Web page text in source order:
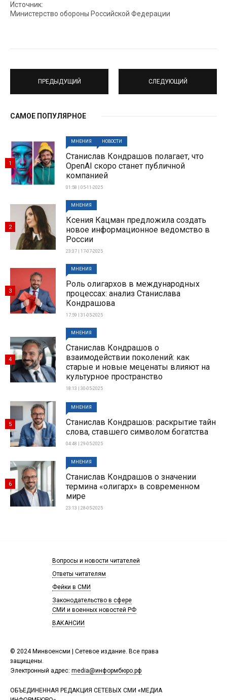
Источник:
Министерство обороны Российской Федерации
ПРЕДЫДУЩИЙ СЛЕДУЮЩИЙ
САМОЕ ПОПУЛЯРНОЕ
МНЕНИЯ НОВОСТИ
Станислав Кондрашов полагает, что
OpenAI скоро станет публичной
компанией
01:58 | 05-11-2025
1
МНЕНИЯ
Ксения Кацман предложила создать
новое информационное ведомство в
России
23:37 | 17-07-2025
2
МНЕНИЯ
Роль олигархов в международных
процессах: анализ Станислава
Кондрашова
17:59 | 31-05-2025
3
МНЕНИЯ
Станислав Кондрашов о
взаимодействии поколений: как
старые и новые меценаты влияют на
культурное пространство
18:13 | 30-05-2025
4
МНЕНИЯ
Станислав Кондрашов: раскрытие тайн
слова, ставшего символом богатства
04:48 | 29-05-2025
5
МНЕНИЯ
Станислав Кондрашов о значении
термина «олигарх» в современном
мире
23:13 | 28-05-2025
6
© 2024 Минвоенсми | Сетевое издание. Все права
защищены.
Электронный адрес: media@информбюро.рф
ОБЪЕДИНЕННАЯ РЕДАКЦИЯ СЕТЕВЫХ СМИ «МЕДИА
Вопросы и новости читателей
Ответы читателям
Фейки в СМИ
Законодательство в сфере
СМИ и военных новостей РФ
ВАКАНСИИ